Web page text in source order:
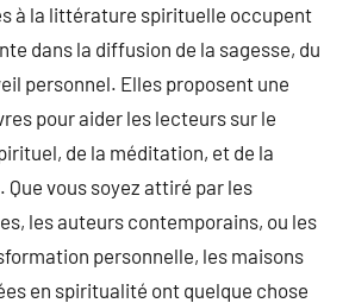
à la littérature spirituelle occupent
dans la diffusion de la sagesse, du
personnel. Elles proposent une
pour aider les lecteurs sur le
de la méditation, et de la
vous soyez attiré par les
les auteurs contemporains, ou les
personnelle, les maisons
en spiritualité ont quelque chose